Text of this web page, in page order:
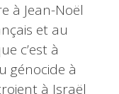
à Jean-Noël
et au
c’est à
génocide à
à Israël